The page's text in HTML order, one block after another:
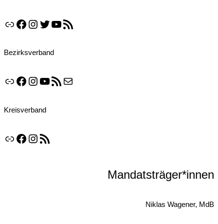
Link Facebook Instagram Twitter YouTube RSS-Feed
Bezirksverband
Link Facebook Instagram YouTube RSS-Feed E-Mail
Kreisverband
Link Facebook Instagram RSS-Feed
Mandatsträger*innen
Niklas Wagener, MdB